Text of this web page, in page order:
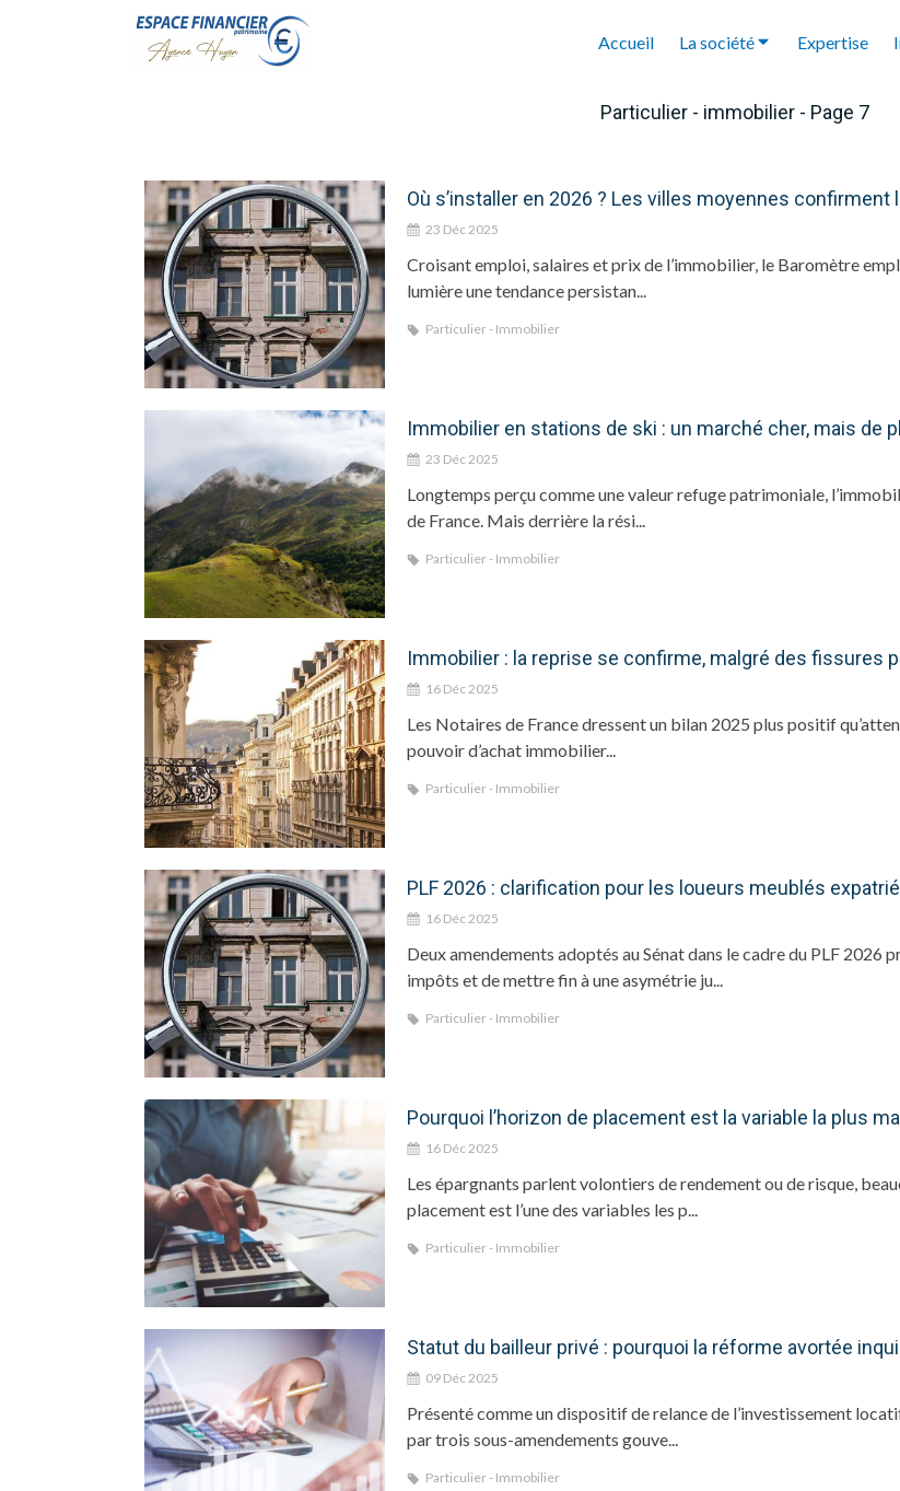
Accueil La société Expertise
Particulier - immobilier - Page 7
Où s’installer en 2026 ? Les villes moyennes confirment
23 Déc 2025
Croisant emploi, salaires et prix de l’immobilier, le Baromètre
lumière une tendance persistan...
Particulier - Immobilier
Immobilier en stations de ski : un marché cher, mais de
23 Déc 2025
Longtemps perçu comme une valeur refuge patrimoniale,
de France. Mais derrière la rési...
Particulier - Immobilier
Immobilier : la reprise se confirme, malgré des fissures
16 Déc 2025
Les Notaires de France dressent un bilan 2025 plus positif
pouvoir d’achat immobilier...
Particulier - Immobilier
PLF 2026 : clarification pour les loueurs meublés
16 Déc 2025
Deux amendements adoptés au Sénat dans le cadre du PLF 2026
impôts et de mettre fin à une asymétrie ju...
Particulier - Immobilier
Pourquoi l’horizon de placement est la variable la plus
16 Déc 2025
Les épargnants parlent volontiers de rendement ou de risque,
placement est l’une des variables les p...
Particulier - Immobilier
Statut du bailleur privé : pourquoi la réforme avortée
09 Déc 2025
Présenté comme un dispositif de relance de l’investissement
par trois sous-amendements gouve...
Particulier - Immobilier